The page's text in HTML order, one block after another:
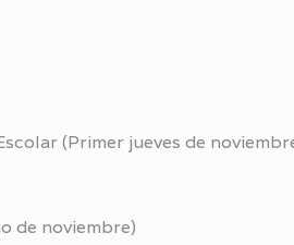
(Primer jueves de
de noviembre)